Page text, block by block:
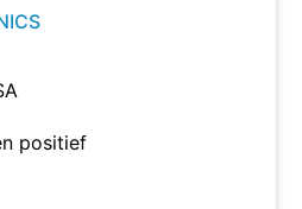
positief